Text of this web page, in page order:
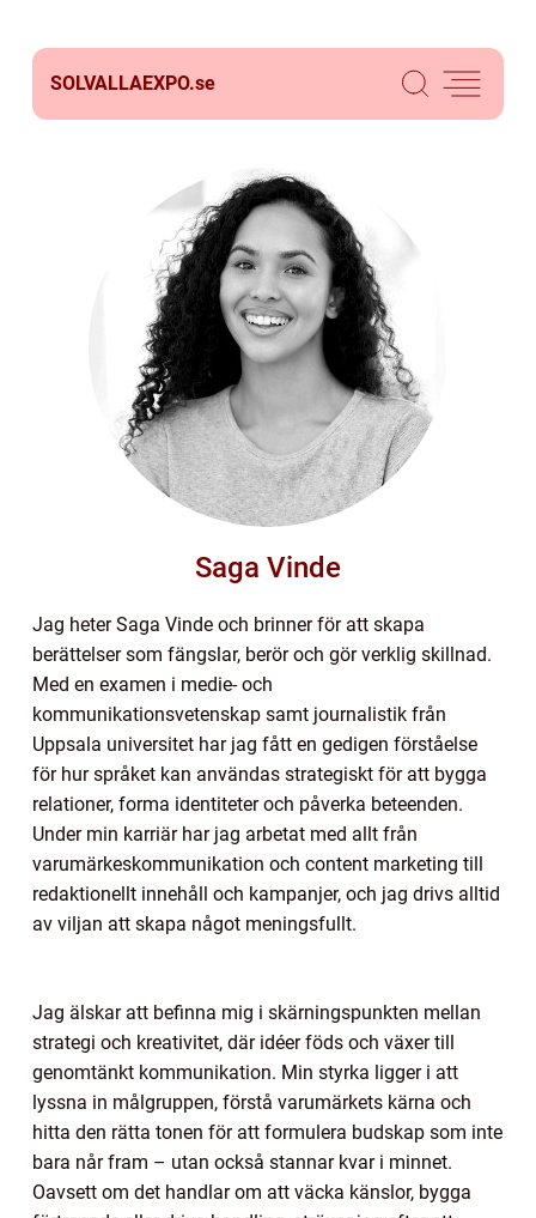
SOLVALLAEXPO.se
Saga Vinde
Jag heter Saga Vinde och brinner för att skapa
berättelser som fängslar, berör och gör verklig skillnad.
Med en examen i medie- och
kommunikationsvetenskap samt journalistik från
Uppsala universitet har jag fått en gedigen förståelse
för hur språket kan användas strategiskt för att bygga
relationer, forma identiteter och påverka beteenden.
Under min karriär har jag arbetat med allt från
varumärkeskommunikation och content marketing till
redaktionellt innehåll och kampanjer, och jag drivs alltid
av viljan att skapa något meningsfullt.
Jag älskar att befinna mig i skärningspunkten mellan
strategi och kreativitet, där idéer föds och växer till
genomtänkt kommunikation. Min styrka ligger i att
lyssna in målgruppen, förstå varumärkets kärna och
hitta den rätta tonen för att formulera budskap som inte
bara når fram – utan också stannar kvar i minnet.
Oavsett om det handlar om att väcka känslor, bygga